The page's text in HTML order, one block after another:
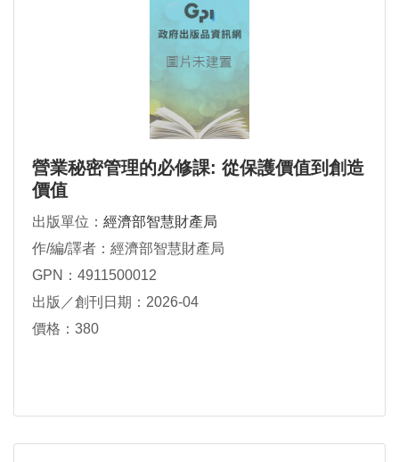
營業秘密管理的必修課: 從保護價值到創造
價值
出版單位： 經濟部智慧財產局
作/編/譯者：經濟部智慧財產局
GPN：4911500012
出版／創刊日期：2026-04
價格：380